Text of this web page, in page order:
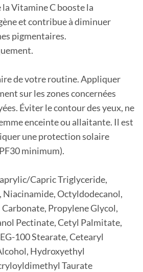
Vitamine C booste la
et contribue à diminuer
pigmentaires.
de votre routine. Appliquer
sur les zones concernées
Éviter le contour des yeux, ne
enceinte ou allaitante. Il est
une protection solaire
minimum).
Capric Triglyceride,
Octyldodecanol,
Propylene Glycol,
Pectinate, Cetyl Palmitate,
100 Stearate, Cetearyl
Hydroxyethyl
Taurate